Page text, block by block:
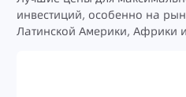
инвестиций, особенно на
Латинской Америки, Африки